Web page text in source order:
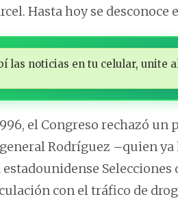
Hasta hoy se
las noticias en tu celular, unite
el Congreso rechazó
Rodríguez –quien
con el tráfico de